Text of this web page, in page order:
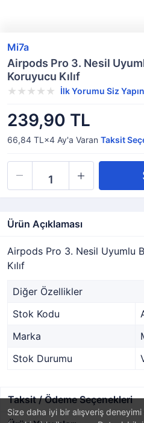
Size daha iyi bir alışveriş
Mi7a
Airpods Pro 3. Nesil
Koruyucu Kılıf
İlk Yorumu Siz Yapın
239,90 TL
66,84 TL×4 Ay'a Varan Taksit
Ürün Açıklaması
Airpods Pro 3. Nesil Uyumlu
Kılıf
Diğer Özellikler
Stok Kodu
Marka
Stok Durumu
Taksit / Ödeme Seçenekleri